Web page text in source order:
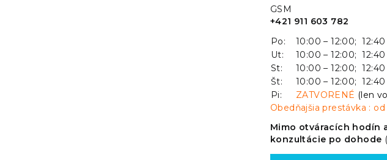
GSM
+421 911 603 782
Po:
10:00 – 12:00; 12:40
Ut:
10:00 – 12:00; 12:40
St:
10:00 – 12:00; 12:40
Št:
10:00 – 12:00; 12:40
Pi:
ZATVORENÉ (len
Obedňajšia prestávka :
Mimo otváracích hodín
konzultácie po dohode (